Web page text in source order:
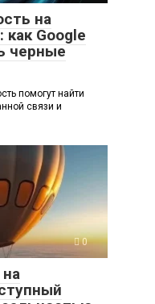
на
Google
черные
помогут найти
связи и
0